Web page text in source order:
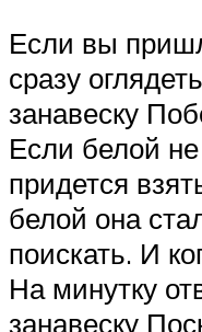
Если вы
сразу
занавеску
Если белой
придется
белой она
поискать. И
На минутку
занавеску